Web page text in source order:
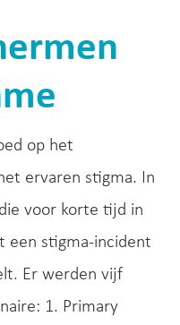
op het
ervaren stigma. In
voor korte tijd in
een stigma-incident
Er werden vijf
1. Primary